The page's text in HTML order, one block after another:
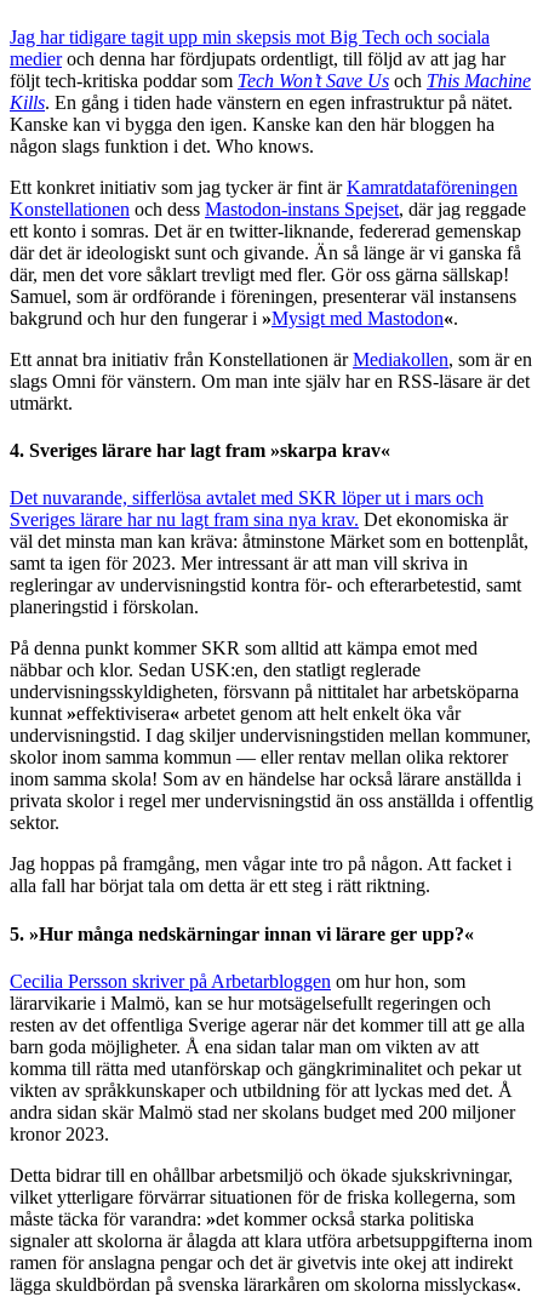
Jag har tidigare tagit upp min skepsis mot Big Tech och sociala
medieroch denna har fördjupats ordentligt, till följd av att jag har
följt tech-kritiska poddar som Tech Won’t Save Us och This Machine
Kills. En gång i tiden hade vänstern en egen infrastruktur på nätet.
Kanske kan vi bygga den igen. Kanske kan den här bloggen ha
någon slags funktion i det. Who knows.
Ett konkret initiativ som jag tycker är fint ärKamratdataföreningen
Konstellationen och dess Mastodon-instans Spejset, där jag reggade
ett konto i somras. Det är en twitter-liknande, federerad gemenskap
där det är ideologiskt sunt och givande. Än så länge är vi ganska få
där, men det vore såklart trevligt med fler. Gör oss gärna sällskap!
Samuel, som är ordförande i föreningen, presenterar väl instansens
bakgrund och hur den fungerar i »Mysigt med Mastodon«.
Ett annat bra initiativ från Konstellationen ärMediakollen, som är en
slags Omni för vänstern. Om man inte själv har en RSS-läsare är det
utmärkt.
4. Sveriges lärare har lagt fram »skarpa krav«
Det nuvarande, sifferlösa avtalet med SKR löper ut i mars och
Sveriges lärare har nu lagt fram sina nya krav. Det ekonomiska är
väl det minsta man kan kräva: åtminstone Märket som en bottenplåt,
samt ta igen för 2023. Mer intressant är att man vill skriva in
regleringar av undervisningstid kontra för- och efterarbetestid, samt
planeringstid i förskolan.
På denna punkt kommer SKR som alltid att kämpa emot med
näbbar och klor. Sedan USK:en, den statligt reglerade
undervisningsskyldigheten, försvann på nittitalet har arbetsköparna
kunnat»effektivisera« arbetet genom att helt enkelt öka vår
undervisningstid. I dag skiljer undervisningstiden mellan kommuner,
skolor inom samma kommun — eller rentav mellan olika rektorer
inom samma skola! Som av en händelse har också lärare anställda i
privata skolor i regel mer undervisningstid än oss anställda i offentlig
sektor.
Jag hoppas på framgång, men vågar inte tro på någon. Att facket i
alla fall har börjat tala om detta är ett steg i rätt riktning.
5. »Hur många nedskärningar innan vi lärare ger upp?«
Cecilia Persson skriver på Arbetarbloggen om hur hon, som
lärarvikarie i Malmö, kan se hur motsägelsefullt regeringen och
resten av det offentliga Sverige agerar när det kommer till att ge alla
barn goda möjligheter. Å ena sidan talar man om vikten av att
komma till rätta med utanförskap och gängkriminalitet och pekar ut
vikten av språkkunskaper och utbildning för att lyckas med det. Å
andra sidan skär Malmö stad ner skolans budget med 200 miljoner
kronor 2023.
Detta bidrar till en ohållbar arbetsmiljö och ökade sjukskrivningar,
vilket ytterligare förvärrar situationen för de friska kollegerna, som
måste täcka för varandra: »det kommer också starka politiska
signaler att skolorna är ålagda att klara utföra arbetsuppgifterna inom
ramen för anslagna pengar och det är givetvis inte okej att indirekt
lägga skuldbördan på svenska lärarkåren om skolorna misslyckas«.